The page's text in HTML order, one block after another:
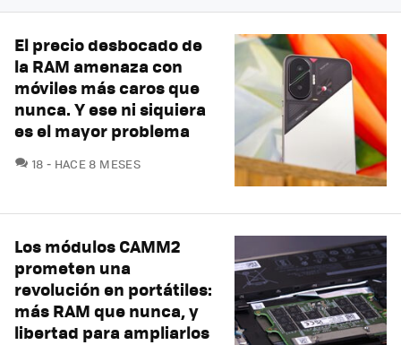
El precio desbocado de
la RAM amenaza con
móviles más caros que
nunca. Y ese ni siquiera
es el mayor problema
18 COMENTARIOS
HACE 8 MESES
Los módulos CAMM2
prometen una
revolución en portátiles:
más RAM que nunca, y
libertad para ampliarlos